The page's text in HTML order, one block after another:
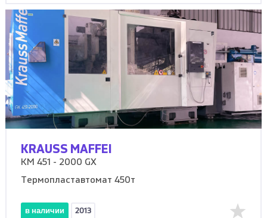
KRAUSS MAFFEI
KM 451 - 2000 GX
Термопластавтомат 450т
в наличии 2013